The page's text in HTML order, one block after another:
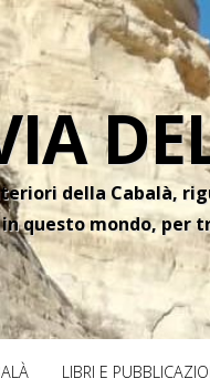
della Cabalà,
questo mondo, per
LIBRI E